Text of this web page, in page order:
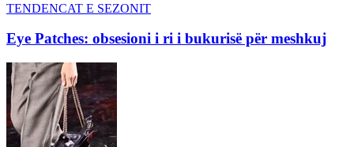
TENDENCAT E SEZONIT
Eye Patches: obsesioni i ri i bukurisë për meshkuj